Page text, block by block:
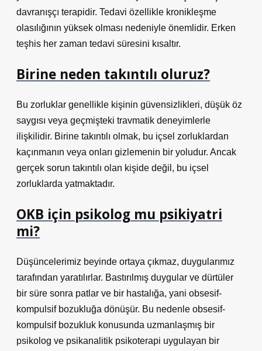
davranışçı terapidir. Tedavi özellikle kronikleşme
olasılığının yüksek olması nedeniyle önemlidir. Erken
teşhis her zaman tedavi süresini kısaltır.
Birine neden takıntılı oluruz?
Bu zorluklar genellikle kişinin güvensizlikleri, düşük öz
saygısı veya geçmişteki travmatik deneyimlerle
ilişkilidir. Birine takıntılı olmak, bu içsel zorluklardan
kaçınmanın veya onları gizlemenin bir yoludur. Ancak
gerçek sorun takıntılı olan kişide değil, bu içsel
zorluklarda yatmaktadır.
OKB için psikolog mu psikiyatri
mi?
Düşüncelerimiz beyinde ortaya çıkmaz, duygularımız
tarafından yaratılırlar. Bastırılmış duygular ve dürtüler
bir süre sonra patlar ve bir hastalığa, yani obsesif-
kompulsif bozukluğa dönüşür. Bu nedenle obsesif-
kompulsif bozukluk konusunda uzmanlaşmış bir
psikolog ve psikanalitik psikoterapi uygulayan bir